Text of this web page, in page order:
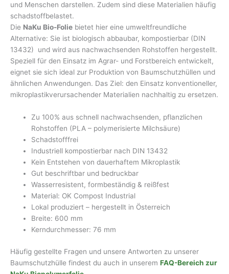
und Menschen darstellen. Zudem sind diese Materialien häufig
schadstoffbelastet.
Die NaKu Bio-Folie bietet hier eine umweltfreundliche
Alternative: Sie ist biologisch abbaubar, kompostierbar (DIN
13432) und wird aus nachwachsenden Rohstoffen hergestellt.
Speziell für den Einsatz im Agrar- und Forstbereich entwickelt,
eignet sie sich ideal zur Produktion von Baumschutzhüllen und
ähnlichen Anwendungen. Das Ziel: den Einsatz konventioneller,
mikroplastikverursachender Materialien nachhaltig zu ersetzen.
Zu 100% aus schnell nachwachsenden, pflanzlichen
Rohstoffen (PLA – polymerisierte Milchsäure)
Schadstofffrei
Industriell kompostierbar nach DIN 13432
Kein Entstehen von dauerhaftem Mikroplastik
Gut beschriftbar und bedruckbar
Wasserresistent, formbeständig & reißfest
Material: OK Compost Industrial
Lokal produziert – hergestellt in Österreich
Breite: 600 mm
Kerndurchmesser: 76 mm
Häufig gestellte Fragen und unsere Antworten zu unserer
Baumschutzhülle findest du auch in unserem FAQ-Bereich zur